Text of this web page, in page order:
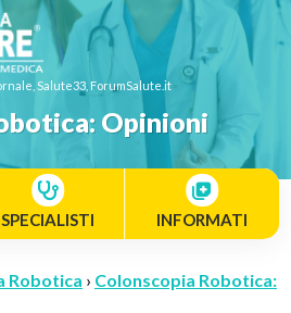
Salute33, ForumSalute.it
Opinioni
SPECIALISTI INFORMATI
Robotica › Colonscopia Robotica: